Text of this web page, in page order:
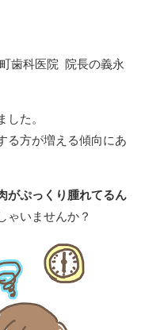
歯科医院 院長の義永
た。
る方が増える傾向にあ
がぷっくり腫れてるん
ゃいませんか？